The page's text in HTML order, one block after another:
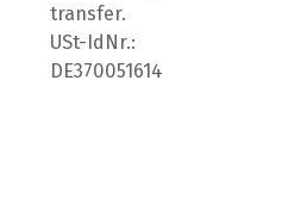
transfer.
USt-IdNr.:
DE370051614